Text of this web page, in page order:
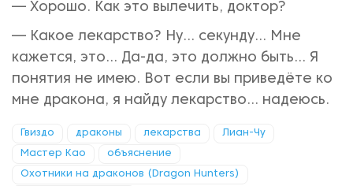
— Хорошо. Как это вылечить, доктор?
— Какое лекарство? Ну... секунду... Мне
кажется, это... Да-да, это должно быть... Я
понятия не имею. Вот если вы приведёте ко
мне дракона, я найду лекарство... надеюсь.
Гвиздо драконы лекарства Лиан-Чу
Мастер Као объяснение
Охотники на драконов (Dragon Hunters)